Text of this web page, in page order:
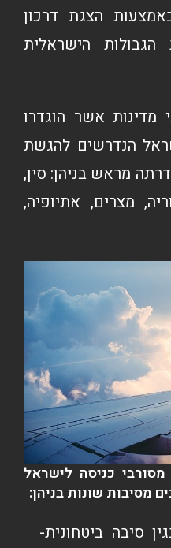
הצגת דרכון
הישראלית
מדינות אשר הוגדרו
הנדרשים להגשת
מראש בניהן: סין,
מצרים, אתיופיה,
כניסה לישראל
מסיבות שונות בניהן:
סיבה ביטחונית-